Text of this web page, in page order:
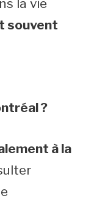
la vie
souvent
?
à la